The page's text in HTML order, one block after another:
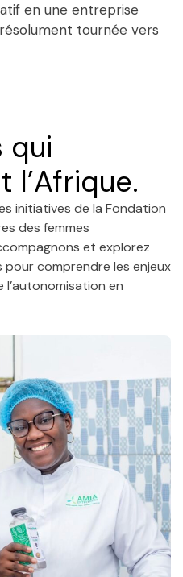
en une entreprise
tournée vers
qui
l’Afrique.
initiatives de la Fondation
des femmes
et explorez
comprendre les enjeux
l’autonomisation en